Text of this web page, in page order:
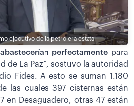
ejecutivo de la petrolera estatal
perfectamente para
de La Paz”, sostuvo la autoridad
Fides. A esto se suman 1.180
las cuales 397 cisternas están
en Desaguadero, otras 47 están